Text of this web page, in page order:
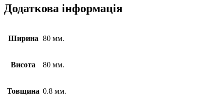
Додаткова інформація
Ширина 80 мм.
Висота 80 мм.
Товщина 0.8 мм.